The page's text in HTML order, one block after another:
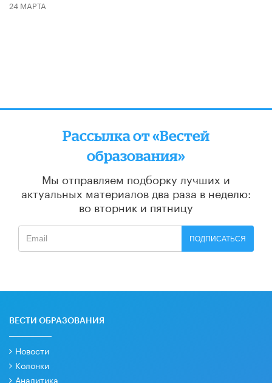
24 МАРТА
Рассылка от «Вестей
образования»
Мы отправляем подборку лучших и
актуальных материалов два раза в неделю:
во вторник и пятницу
ПОДПИСАТЬСЯ
ВЕСТИ ОБРАЗОВАНИЯ
Новости
Колонки
Аналитика